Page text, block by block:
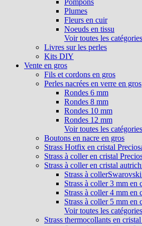
Pompons
Plumes
Fleurs en cuir
Noeuds en tissu
Voir toutes les catégories
Livres sur les perles
Kits DIY
Vente en gros
Fils et cordons en gros
Perles nacrées en verre en gros
Rondes 6 mm
Rondes 8 mm
Rondes 10 mm
Rondes 12 mm
Voir toutes les catégories
Boutons en nacre en gros
Strass Hotfix en cristal
Strass à coller en cristal
Strass à coller en cristal
Strass à
Strass à coller 3 mm
Strass à coller 4 mm
Strass à coller 5 mm
Voir toutes les catégories
Strass thermocollants en